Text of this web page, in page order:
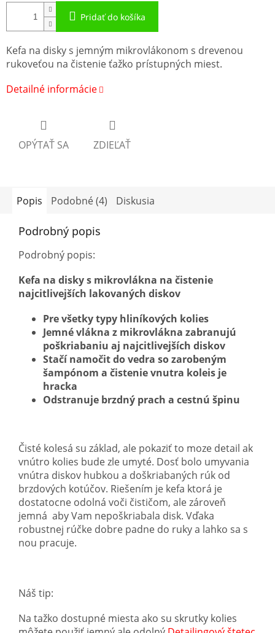
Pridať do košíka
Kefa na disky s jemným mikrovlákonom s drevenou
rukoveťou na čistenie ťažko prístupných miest.
Detailné informácie
OPÝTAŤ SA ZDIEĽAŤ
Popis Podobné (4) Diskusia
Podrobný popis
Podrobný popis:
Kefa na disky s mikrovlákna na čistenie
najcitlivejších lakovaných diskov
Pre všetky typy hliníkových kolies
Jemné vlákna z mikrovlákna zabranujú
poškriabaniu aj najcitlivejších diskov
Stačí namočit do vedra so zarobeným
šampónom a čistenie vnutra koleis je
hracka
Odstranuje brzdný prach a cestnú špinu
Čisté kolesá su základ, ale pokaziť to moze detail ak
vnútro kolies bude zle umyté. Dosť bolo umyvania
vnútra diskov hubkou a doškriabaných rúk od
brzdových kotúčov. Riešením je kefa ktorá je
dostatocne odolná voči čističom, ale zároveň
jemná aby Vam nepoškriabala disk. Vďaka
robustnej rúčke dobre padne do ruky a lahko sa s
nou pracuje.
Náš tip:
Na tažko dostupné miesta ako su skrutky kolies